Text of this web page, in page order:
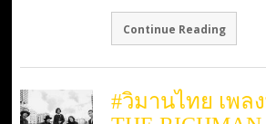
Continue Reading
#วิมานไทย เพล